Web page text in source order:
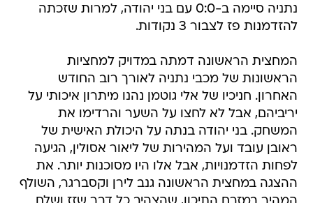
נתניה סיימה ב-0:0 עם בני יהודה, למרות שזכתה
להזדמנות פז לצבור 3 נקודות.
המחצית הראשונה דמתה במדויק למחציות
הראשונות של מכבי נתניה לאורך רוב החודש
האחרון. חניכיו של אלי גוטמן נהנו מיתרון איכותי על
יריביהם, אבל לא לחצו על השער והרדימו את
המשחק. בני יהודה בנתה על היכולת האישית של
ראובן עובד ועל המהירות של ליאור אסולין, הגיעה
לפחות הזדמנויות, אבל אלו היו מסוכנות יותר. את
ההצגה במחצית הראשונה גנב לירן וקסברגר, השולף